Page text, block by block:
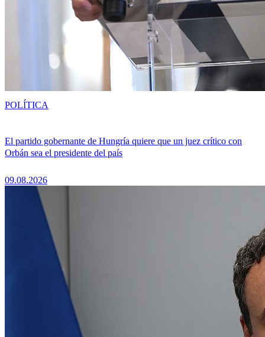
El partido gobernante de Hungría quiere que un juez crítico con
Orbán sea el presidente del país
09.08.2026
POLÍTICA